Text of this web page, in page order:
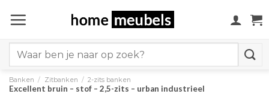
naar
for:
Banken / Zitbanken / 2-zits banken
Excellent bruin – stof – 2,5-zits – urban industrieel